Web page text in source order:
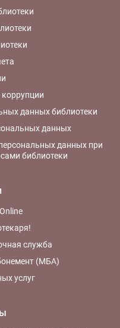
данных библиотеки
данных
данных при
библиотеки
служба
(МБА)
услуг